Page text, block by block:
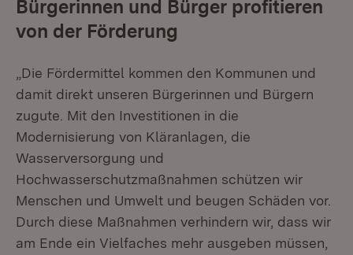
Bürgerinnen und Bürger profitieren
von der Förderung
„Die Fördermittel kommen den Kommunen und
damit direkt unseren Bürgerinnen und Bürgern
zugute. Mit den Investitionen in die
Modernisierung von Kläranlagen, die
Wasserversorgung und
Hochwasserschutzmaßnahmen schützen wir
Menschen und Umwelt und beugen Schäden vor.
Durch diese Maßnahmen verhindern wir, dass wir
am Ende ein Vielfaches mehr ausgeben müssen,